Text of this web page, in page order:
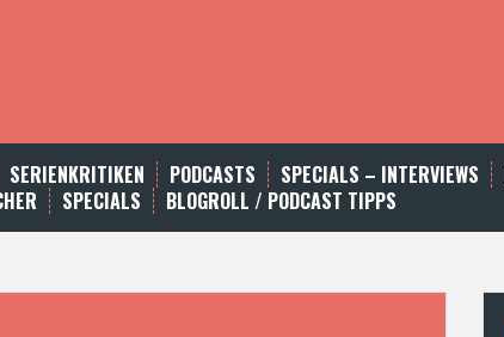
SERIENKRITIKEN PODCASTS SPECIALS – INTERVIEWS
SPECIALS BLOGROLL / PODCAST TIPPS